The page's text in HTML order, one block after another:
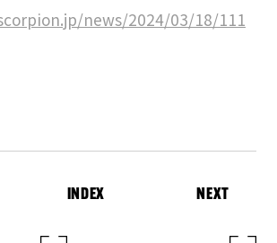
news/2024/03/18/111
INDEX NEXT